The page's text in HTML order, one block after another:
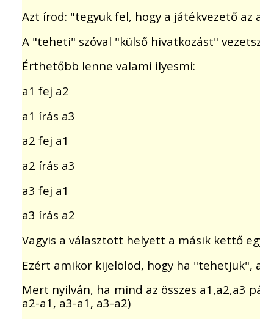
Azt írod: "tegyük fel, hogy a játékvezető
A "teheti" szóval "külső hivatkozást"
Érthetőbb lenne valami ilyesmi:
a1 fej a2
a1 írás a3
a2 fej a1
a2 írás a3
a3 fej a1
a3 írás a2
Vagyis a választott helyett a másik kettő
Ezért amikor kijelölöd, hogy ha "tehetjük",
Mert nyilván, ha mind az összes a1,a2,a3
a2-a1, a3-a1, a3-a2)